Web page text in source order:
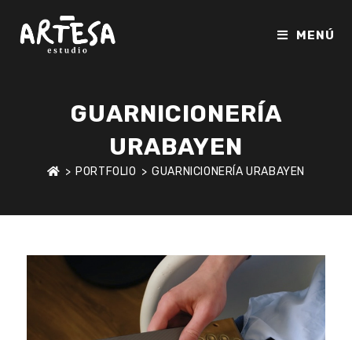
contenido
MENÚ
GUARNICIONERÍA
URABAYEN
> PORTFOLIO > GUARNICIONERÍA URABAYEN